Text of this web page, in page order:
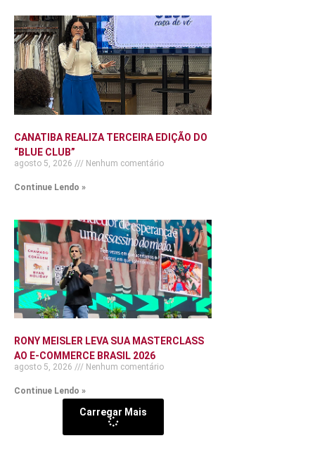
CANATIBA REALIZA TERCEIRA EDIÇÃO DO
“BLUE CLUB”
agosto 5, 2026 Nenhum comentário
Continue Lendo »
RONY MEISLER LEVA SUA MASTERCLASS
AO E-COMMERCE BRASIL 2026
agosto 5, 2026 Nenhum comentário
Continue Lendo »
Carregar Mais